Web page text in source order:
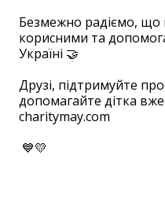
Безмежно радіємо, що
корисними та
Україні 🤝
Друзі, підтримуйте
допомагайте дітка
charitymay.com
💙💛